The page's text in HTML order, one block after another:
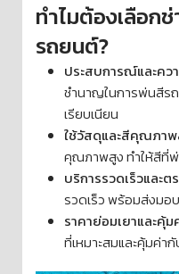
ทำไมต้องเลือก
รถยนต์?
ประสบการณ์และคว
ชำนาญในการพ่นสีร
เรียบเนียน
ใช้วัสดุและสีคุณภา
คุณภาพสูง ทำให้สีที่พ่
บริการรวดเร็วและต
รวดเร็ว พร้อมส่งมอ
ราคาย่อมเยาและคุ้ม
ที่เหมาะสมและคุ้มค่